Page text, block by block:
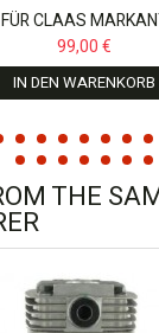
FÜR CLAAS
99,00 €
IN DEN WARENKORB
THE